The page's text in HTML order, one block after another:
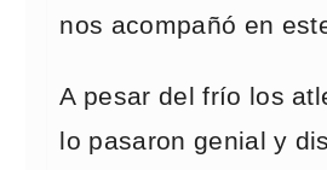
nos acompañó en
A pesar del frío los
lo pasaron genial y